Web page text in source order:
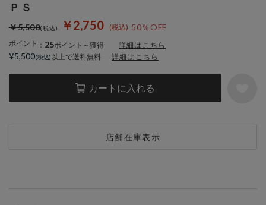
ＰＳ
￥2,750 50％OFF
￥5,500
ポイント ： 25ポイント～獲得 詳細はこちら
カートに入れる
店舗在庫表示
¥5,500 以上で送料無料 詳細はこちら